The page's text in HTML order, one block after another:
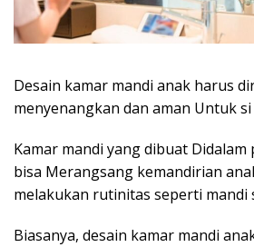
Desain kamar mandi anak harus
menyenangkan dan aman Untuk si
Kamar mandi yang dibuat
bisa Merangsang kemandirian
melakukan rutinitas seperti mandi
Biasanya, desain kamar mandi